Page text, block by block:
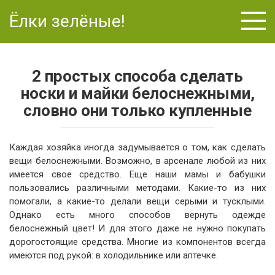
Ёлки зелёные!
2 простых способа сделать
носки и майки белоснежными,
словно они только купленные
Каждая хозяйка иногда задумывается о том, как сделать
вещи белоснежными. Возможно, в арсенале любой из них
имеется свое средство. Еще наши мамы и бабушки
пользовались различными методами. Какие-то из них
помогали, а какие-то делали вещи серыми и тусклыми.
Однако есть много способов вернуть одежде
белоснежный цвет! И для этого даже не нужно покупать
дорогостоящие средства. Многие из компонентов всегда
имеются под рукой: в холодильнике или аптечке.